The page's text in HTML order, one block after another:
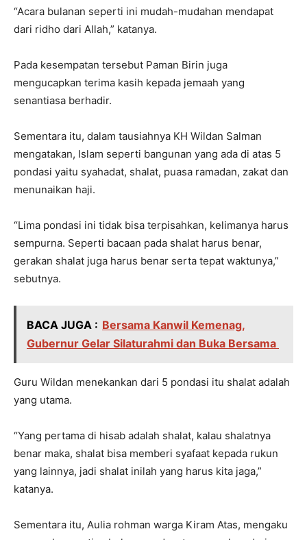
“Acara bulanan seperti ini mudah-mudahan mendapat
dari ridho dari Allah,” katanya.
Pada kesempatan tersebut Paman Birin juga
mengucapkan terima kasih kepada jemaah yang
senantiasa berhadir.
Sementara itu, dalam tausiahnya KH Wildan Salman
mengatakan, Islam seperti bangunan yang ada di atas 5
pondasi yaitu syahadat, shalat, puasa ramadan, zakat dan
menunaikan haji.
“Lima pondasi ini tidak bisa terpisahkan, kelimanya harus
sempurna. Seperti bacaan pada shalat harus benar,
gerakan shalat juga harus benar serta tepat waktunya,”
sebutnya.
BACA JUGA : Bersama Kanwil Kemenag,
Gubernur Gelar Silaturahmi dan Buka Bersama
Guru Wildan menekankan dari 5 pondasi itu shalat adalah
yang utama.
“Yang pertama di hisab adalah shalat, kalau shalatnya
benar maka, shalat bisa memberi syafaat kepada rukun
yang lainnya, jadi shalat inilah yang harus kita jaga,”
katanya.
Sementara itu, Aulia rohman warga Kiram Atas, mengaku